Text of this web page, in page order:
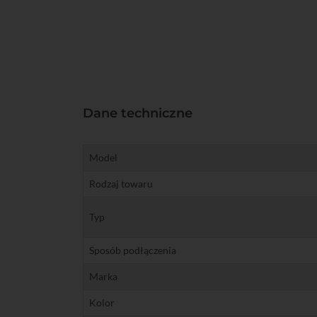
Dane techniczne
Model
Rodzaj towaru
Typ
Sposób podłączenia
Marka
Kolor